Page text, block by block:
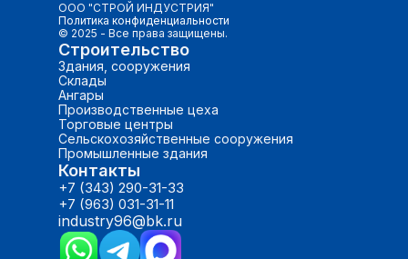
ООО "СТРОЙ ИНДУСТРИЯ"
Политика конфиденциальности
© 2025 - Все права защищены.
Строительство
Здания, сооружения
Склады
Ангары
Производственные цеха
Торговые центры
Сельскохозяйственные сооружения
Промышленные здания
Контакты
+7 (343) 290-31-33
+7 (963) 031-31-11
industry96@bk.ru